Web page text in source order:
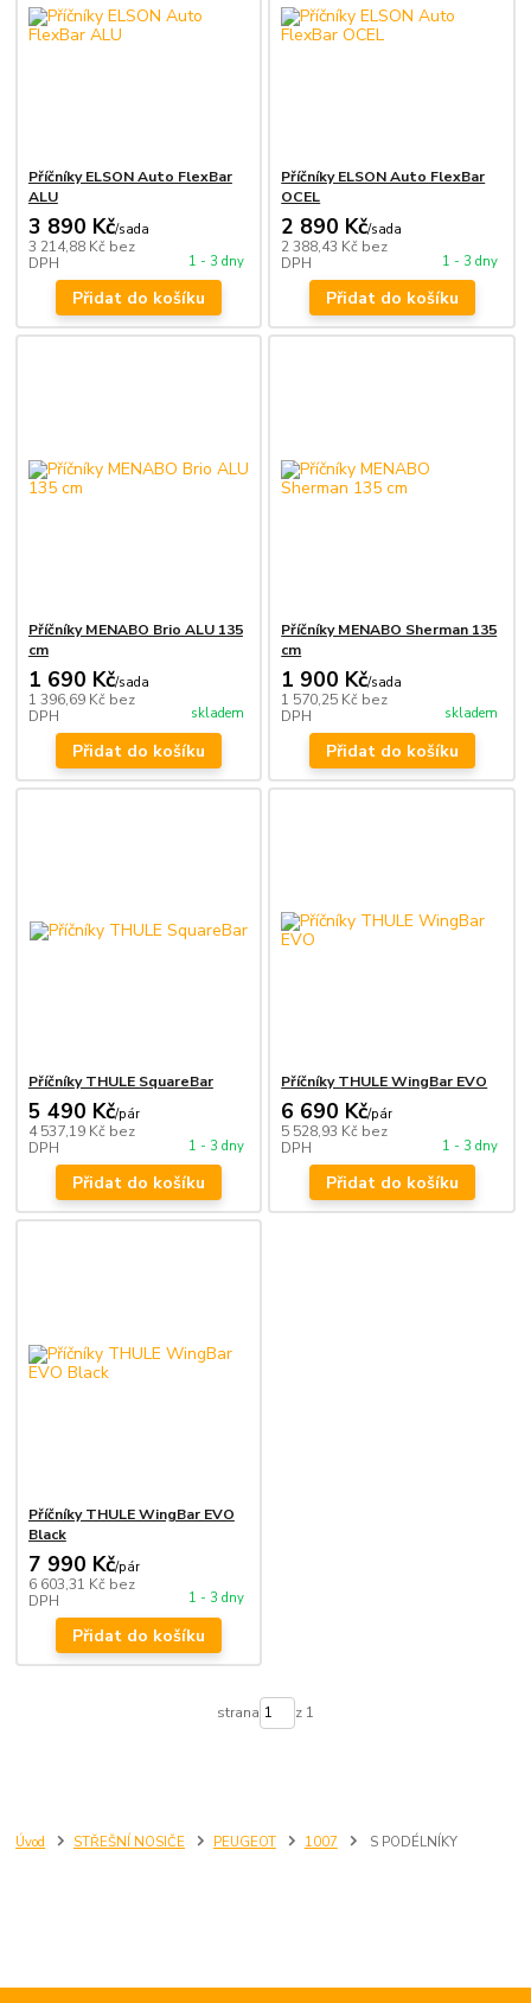
Úvod STŘEŠNÍ NOSIČE PEUGEOT 1007 S PODÉLNÍKY
Příčníky ELSON Auto FlexBar
ALU
3 890 Kč/sada
3 214,88 Kč bez
DPH
1 - 3 dny
Přidat do košíku
Příčníky ELSON Auto FlexBar
OCEL
2 890 Kč/sada
2 388,43 Kč bez
DPH
1 - 3 dny
Přidat do košíku
Příčníky MENABO Brio ALU 135
cm
1 690 Kč/sada
1 396,69 Kč bez
DPH
skladem
Přidat do košíku
Příčníky MENABO Sherman 135
cm
1 900 Kč/sada
1 570,25 Kč bez
DPH
skladem
Přidat do košíku
Příčníky THULE SquareBar
5 490 Kč/pár
4 537,19 Kč bez
DPH
1 - 3 dny
Přidat do košíku
Příčníky THULE WingBar EVO
6 690 Kč/pár
5 528,93 Kč bez
DPH
1 - 3 dny
Přidat do košíku
Příčníky THULE WingBar EVO
Black
7 990 Kč/pár
6 603,31 Kč bez
DPH
1 - 3 dny
Přidat do košíku
strana z 1